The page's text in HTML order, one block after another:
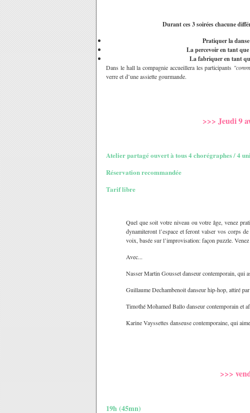
Durant ces 3 soirées chacune
Pratiquer la
La percevoir en tant
La fabriquer en tant
Dans le hall la compagnie accueillera les participants
verre et d’une assiette gourmande.
>>> Jeudi 9
Atelier partagé ouvert à tous 4 chorégraphes / 4
Réservation recommandée
Tarif libre
Quel que soit votre niveau ou votre âge, venez
dynamiteront l’espace et feront valser vos corps
voix, basée sur l’improvisation: façon puzzle.
Avec...
Nasser Martin Gousset danseur contemporain, qui
Guillaume Dechambenoit danseur hip-hop, attiré
Timothé Mohamed Ballo danseur contemporain et
Karine Vayssettes danseuse contemporaine, qui
>>>
19h (45mn)